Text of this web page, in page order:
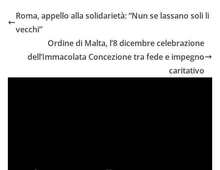
Roma, appello alla solidarietà: “Nun se lassano soli li
vecchi”
Ordine di Malta, l’8 dicembre celebrazione
dell’Immacolata Concezione tra fede e impegno
caritativo